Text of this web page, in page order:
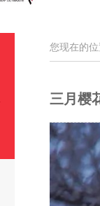
您现在的
三月樱